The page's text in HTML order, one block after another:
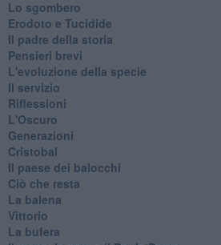
Lo sgombero
Erodoto e Tucidide
Il padre della storia
Pensieri brevi
L'evoluzione della specie
Il servizio
Riflessioni
L'Oscuro
Generazioni
Cristobal
Il paese dei balocchi
Ciò che resta
La balena
Vittorio
La bufera